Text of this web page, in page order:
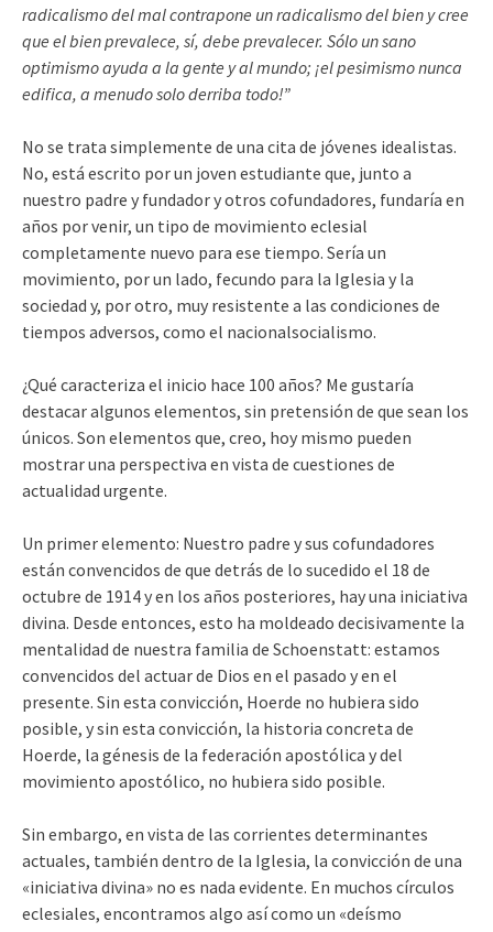
radicalismo del mal contrapone un radicalismo del bien y cree
que el bien prevalece, sí, debe prevalecer. Sólo un sano
optimismo ayuda a la gente y al mundo; ¡el pesimismo nunca
edifica, a menudo solo derriba todo!”
No se trata simplemente de una cita de jóvenes idealistas.
No, está escrito por un joven estudiante que, junto a
nuestro padre y fundador y otros cofundadores, fundaría en
años por venir, un tipo de movimiento eclesial
completamente nuevo para ese tiempo. Sería un
movimiento, por un lado, fecundo para la Iglesia y la
sociedad y, por otro, muy resistente a las condiciones de
tiempos adversos, como el nacionalsocialismo.
¿Qué caracteriza el inicio hace 100 años? Me gustaría
destacar algunos elementos, sin pretensión de que sean los
únicos. Son elementos que, creo, hoy mismo pueden
mostrar una perspectiva en vista de cuestiones de
actualidad urgente.
Un primer elemento: Nuestro padre y sus cofundadores
están convencidos de que detrás de lo sucedido el 18 de
octubre de 1914 y en los años posteriores, hay una iniciativa
divina. Desde entonces, esto ha moldeado decisivamente la
mentalidad de nuestra familia de Schoenstatt: estamos
convencidos del actuar de Dios en el pasado y en el
presente. Sin esta convicción, Hoerde no hubiera sido
posible, y sin esta convicción, la historia concreta de
Hoerde, la génesis de la federación apostólica y del
movimiento apostólico, no hubiera sido posible.
Sin embargo, en vista de las corrientes determinantes
actuales, también dentro de la Iglesia, la convicción de una
«iniciativa divina» no es nada evidente. En muchos círculos
eclesiales, encontramos algo así como un «deísmo